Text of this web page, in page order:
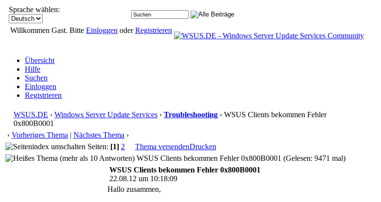
Sprache wählen:
Willkommen Gast. Bitte Einloggen oderRegistrieren
Übersicht
Hilfe
Suchen
Einloggen
Registrieren
WSUS.DE › Windows Server Update Services › Troubleshooting › WSUS Clients bekommen Fehler
0x800B0001
‹ Vorheriges Thema | Nächstes Thema ›
Seiten: [1] 2 Thema versendenDrucken
WSUS Clients bekommen Fehler 0x800B0001 (Gelesen: 9471 mal)
WSUS Clients bekommen Fehler 0x800B0001
22.08.12 um 10:18:09
Hallo zusammen,